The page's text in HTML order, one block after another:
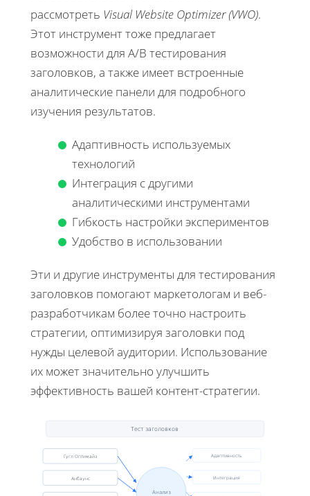
рассмотреть Visual Website Optimizer (VWO).
Этот инструмент тоже предлагает
возможности для A/B тестирования
заголовков, а также имеет встроенные
аналитические панели для подробного
изучения результатов.
Адаптивность используемых
технологий
Интеграция с другими
аналитическими инструментами
Гибкость настройки экспериментов
Удобство в использовании
Эти и другие инструменты для тестирования
заголовков помогают маркетологам и веб-
разработчикам более точно настроить
стратегии, оптимизируя заголовки под
нужды целевой аудитории. Использование
их может значительно улучшить
эффективность вашей контент-стратегии.
Тест заголовков
Гугл Оптимайз
Анбаунс
Анализ
Адаптивность
Интеграция